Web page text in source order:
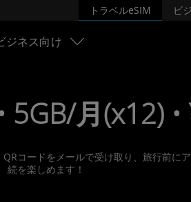
トラベルeSIM ビ
ジネス向け
5GB/月(x12)
コードをメールで受け取り、旅行前に
続を楽しめます！